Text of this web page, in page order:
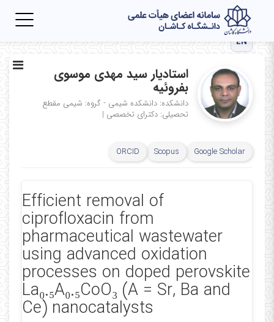
EN
استادیار سید مهدی موسوی
بفروئیه
دانشکده: دانشکده شیمی - گروه: شیمی مقطع
تحصیلی: دکترای تخصصی |
Google Scholar
Scopus
ORCID
Efficient removal of
ciprofloxacin from
pharmaceutical wastewater
using advanced oxidation
processes on doped perovskite
La₀.₅A₀.₅CoO₃ (A = Sr, Ba and
Ce) nanocatalysts